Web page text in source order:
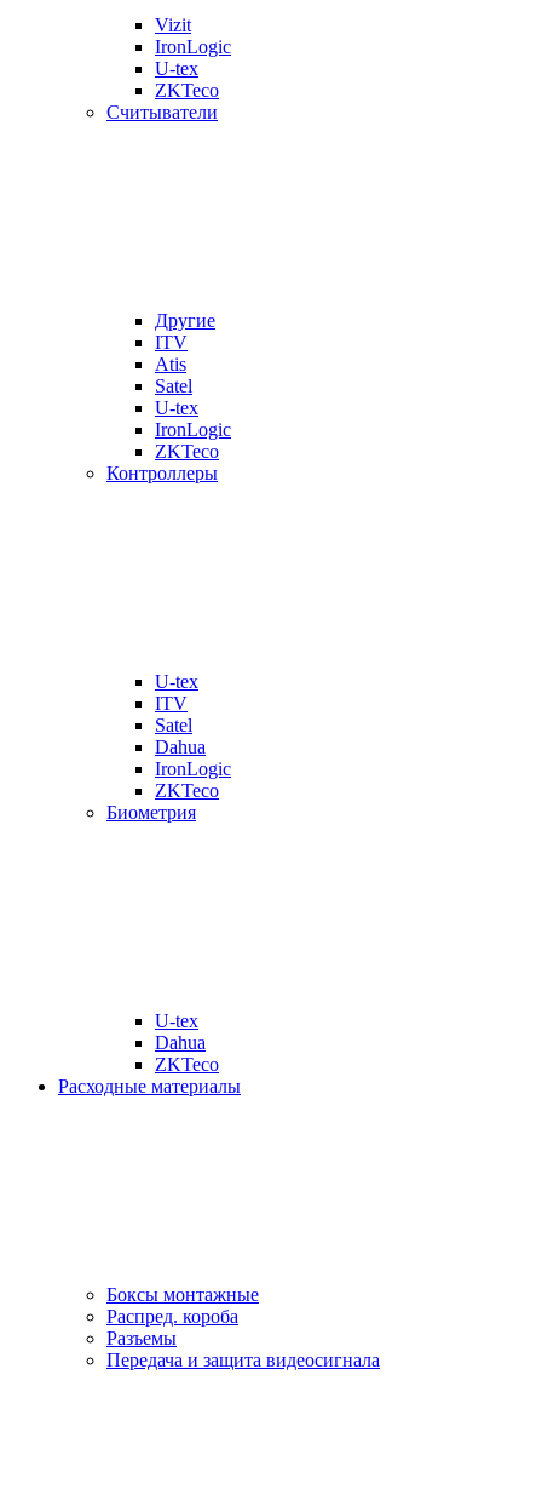
Vizit
IronLogic
U-tex
ZKTeco
Считыватели
Другие
ITV
Atis
Satel
U-tex
IronLogic
ZKTeco
Контроллеры
U-tex
ITV
Satel
Dahua
IronLogic
ZKTeco
Биометрия
U-tex
Dahua
ZKTeco
Расходные материалы
Боксы монтажные
Распред. короба
Разъемы
Передача и защита видеосигнала